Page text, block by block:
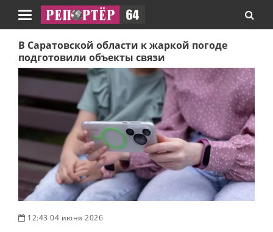
Навигация
В Саратовской области к жаркой погоде
подготовили объекты связи
12:43 04 июня 2026